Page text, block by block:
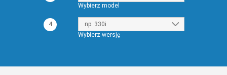
Wybierz model
4
Wybierz wersję